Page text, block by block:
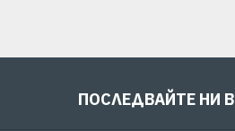
ПОСЛЕДВАЙТЕ НИ В